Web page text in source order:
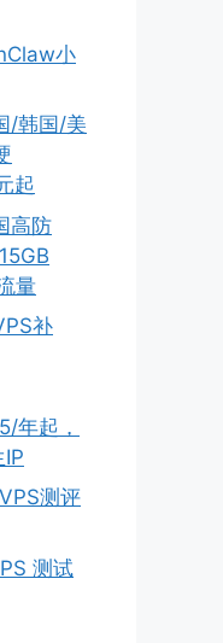
小
/韩国/美
起
高防
量
补
年起，
测评
测试